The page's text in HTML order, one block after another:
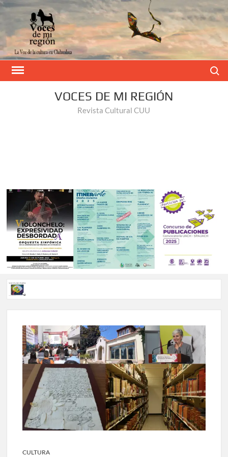
VOCES DE MI REGIÓN
Revista Cultural CUU
Voces de Papel Parral, edición especial Coyame del Sotol
Voces de papel Parral edición Carlos Montemayor #35
A 18 años de su partida, Teatro Bárbaro rinde homenaje a
Víctor Hugo Rascón Banda con Voces en el umbral
Invitan a participar en “Convocatoria UACH-SPAUACH
CULTURA